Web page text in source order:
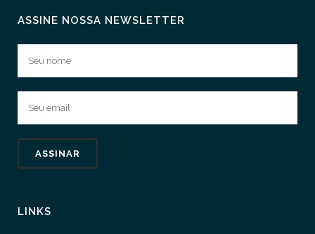
ASSINE NOSSA NEWSLETTER
LINKS